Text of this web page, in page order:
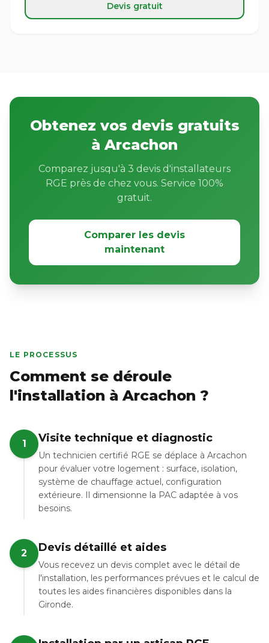
Devis gratuit
Obtenez vos devis gratuits
à Arcachon
Comparez jusqu'à 3 devis d'installateurs
RGE près de chez vous. Service 100%
gratuit.
Comparer les devis
maintenant
LE PROCESSUS
Comment se déroule
l'installation à Arcachon ?
1 Visite technique et diagnostic
Un technicien certifié RGE se déplace à Arcachon
pour évaluer votre logement : surface, isolation,
système de chauffage actuel, configuration
extérieure. Il dimensionne la PAC adaptée à vos
besoins.
2 Devis détaillé et aides
Vous recevez un devis complet avec le détail de
l'installation, les performances prévues et le calcul de
toutes les aides financières disponibles dans la
Gironde.